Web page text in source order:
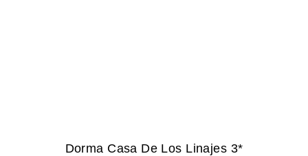
Dorma Casa De Los Linajes 3*